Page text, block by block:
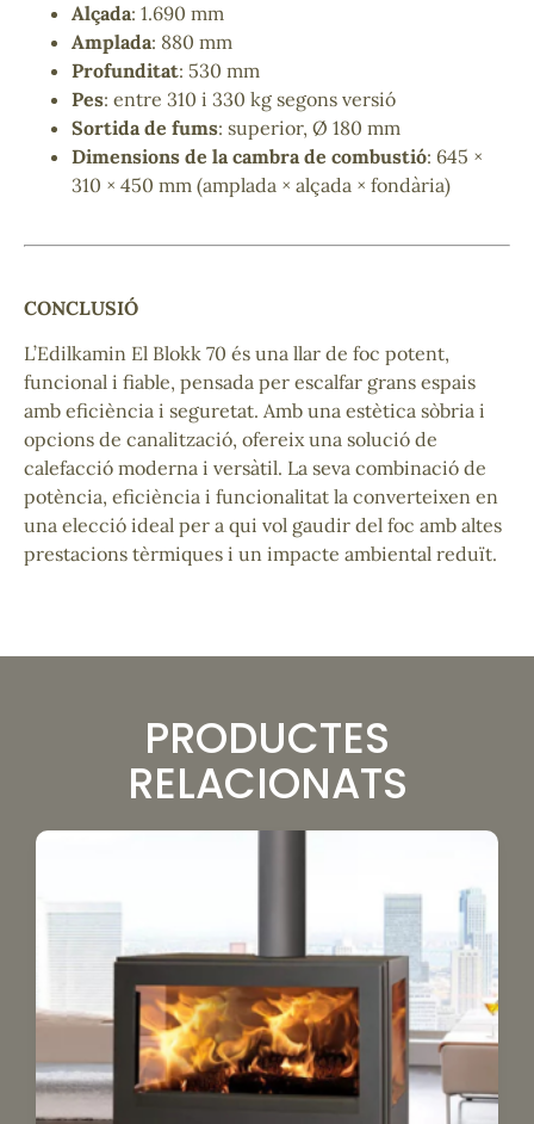
Alçada: 1.690 mm
Amplada: 880 mm
Profunditat: 530 mm
Pes: entre 310 i 330 kg segons versió
Sortida de fums: superior, Ø 180 mm
Dimensions de la cambra de combustió: 645 ×
310 × 450 mm (amplada × alçada × fondària)
CONCLUSIÓ
L’Edilkamin El Blokk 70 és una llar de foc potent,
funcional i fiable, pensada per escalfar grans espais
amb eficiència i seguretat. Amb una estètica sòbria i
opcions de canalització, ofereix una solució de
calefacció moderna i versàtil. La seva combinació de
potència, eficiència i funcionalitat la converteixen en
una elecció ideal per a qui vol gaudir del foc amb altes
prestacions tèrmiques i un impacte ambiental reduït.
PRODUCTES
RELACIONATS